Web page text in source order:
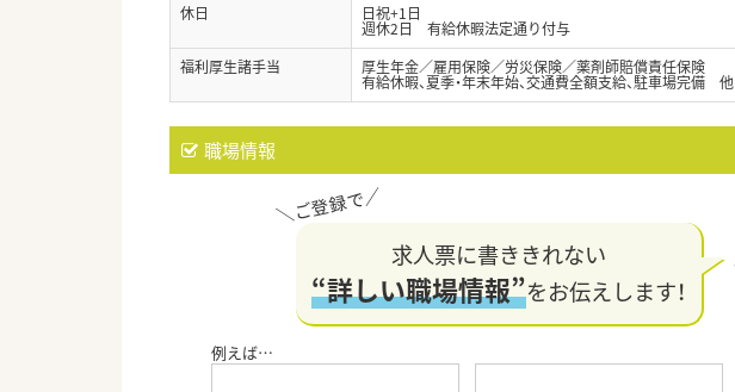
休日
日祝+1日
週休2日 有給休暇法定通り付与
福利厚生諸手当
厚生年金／雇用保険／労災保険／薬剤師賠償責任保険
有給休暇、夏季・年末年始、交通費全額支給、駐車場完備 他
職場情報
求人票に書ききれない
“詳しい職場情報”をお伝えします！